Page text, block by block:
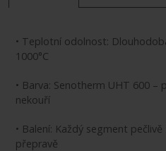
• Teplotní odolnost:
1000°C
• Barva: Senotherm UHT 600 –
nekouří
• Balení: Každý segment
přepravě